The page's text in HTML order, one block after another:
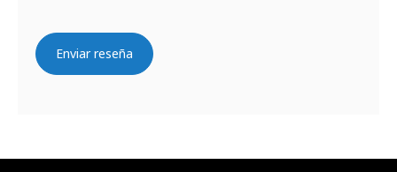
Enviar reseña